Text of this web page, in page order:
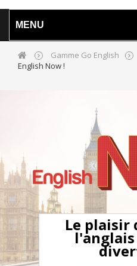
MENU
Gamme Go English
English Now !
Le plaisir